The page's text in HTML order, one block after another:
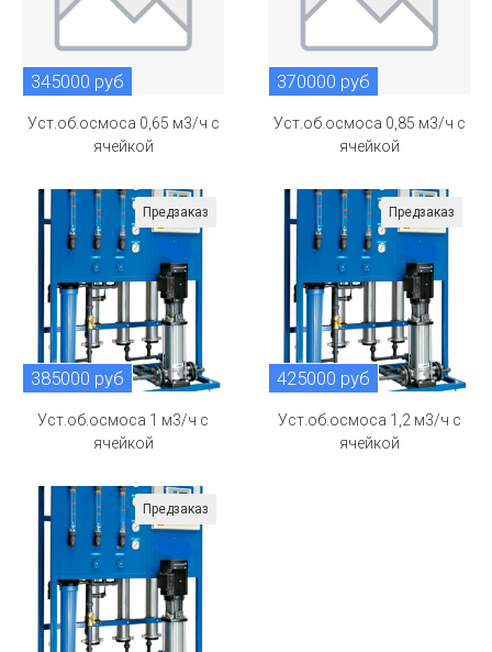
345000 руб
Уст.об.осмоса 0,65 м3/ч с
ячейкой
370000 руб
Уст.об.осмоса 0,85 м3/ч с
ячейкой
Предзаказ
385000 руб
Уст.об.осмоса 1 м3/ч с
ячейкой
Предзаказ
425000 руб
Уст.об.осмоса 1,2 м3/ч с
ячейкой
Предзаказ